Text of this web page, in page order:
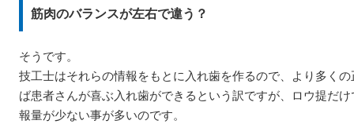
筋肉のバランスが左右で違う？
そうです。
技工士はそれらの情報をもとに入れ歯を作るので、より多く
ば患者さんが喜ぶ入れ歯ができるという訳ですが、ロウ提だ
報量が少ない事が多いのです。